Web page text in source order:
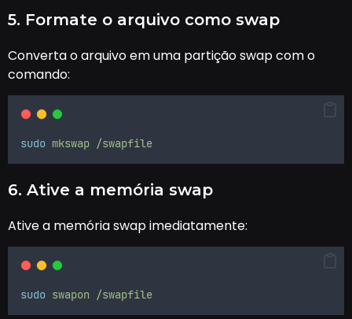
5. Formate o arquivo como swap
Converta o arquivo em uma partição swap com o
comando:
sudo mkswap /swapfile
6. Ative a memória swap
Ative a memória swap imediatamente:
sudo swapon /swapfile